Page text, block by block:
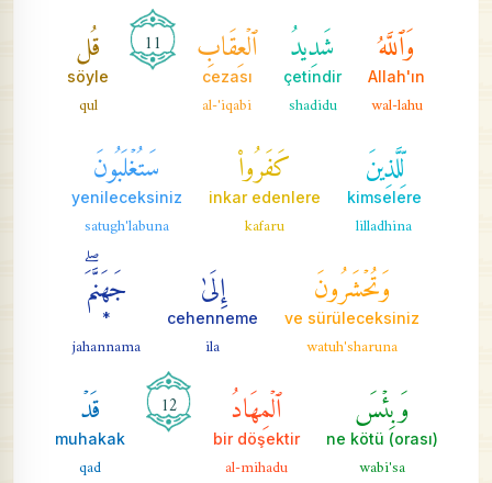
وَٱللَّهُ
Allah'ın
wal-lahu
شَدِيدُ
çetindir
shadidu
ٱلۡعِقَابِ
cezası
al-'iqabi
11 قُل
söyle
qul
لِّلَّذِينَ
kimselere
lilladhina
كَفَرُواْ
inkar edenlere
kafaru
سَتُغۡلَبُونَ
yenileceksiniz
satugh'labuna
وَتُحۡشَرُونَ
ve sürüleceksiniz
watuh'sharuna
إِلَىٰ
cehenneme
ila
جَهَنَّمَۖ
*
jahannama
وَبِئۡسَ
(orası) ne kötü
wabi'sa
ٱلۡمِهَادُ
bir döşektir
al-mihadu
12 قَدۡ
muhakak
qad